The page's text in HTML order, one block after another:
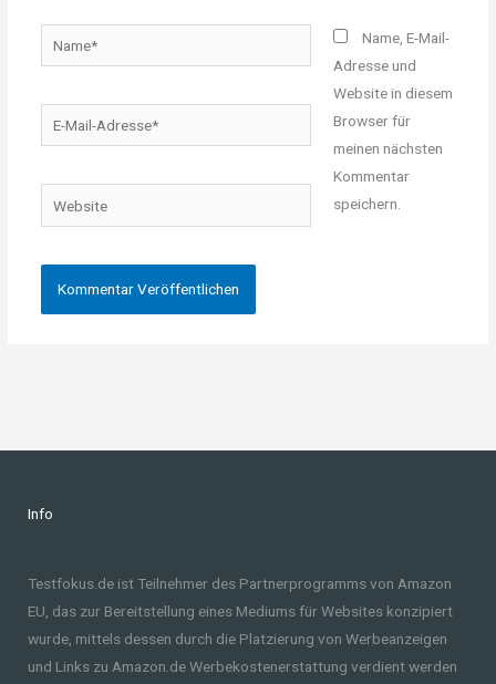
Mail-
Website
Name, E-Mail-
Adresse und
Website in diesem
Browser für
meinen nächsten
Kommentar
speichern.
Info
Testfokus.de ist Teilnehmer des Partnerprogramms von Amazon
EU, das zur Bereitstellung eines Mediums für Websites konzipiert
wurde, mittels dessen durch die Platzierung von Werbeanzeigen
und Links zu Amazon.de Werbekostenerstattung verdient werden